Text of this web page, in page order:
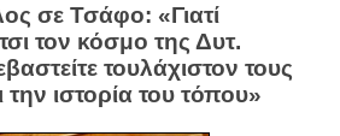
σε Τσάφο: «Γιατί
τον κόσμο της Δυτ.
τουλάχιστον τους
ιστορία του τόπου»